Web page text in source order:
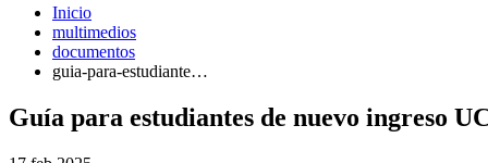
Inicio
multimedios
documentos
guia-para-estudiante…
Guía para estudiantes de nuevo ingreso